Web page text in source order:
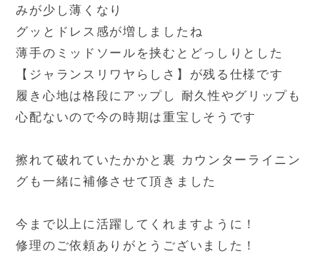
みが少し薄くなり
グッとドレス感が増しましたね
薄手のミッドソールを挟むとどっしりとした
【ジャランスリワヤらしさ】が残る仕様です
履き心地は格段にアップし 耐久性やグリップも
心配ないので今の時期は重宝しそうです
擦れて破れていたかかと裏 カウンターライニン
グも一緒に補修させて頂きました
今まで以上に活躍してくれますように！
修理のご依頼ありがとうございました！